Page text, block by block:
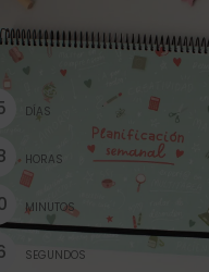
DÍAS
HORAS
MINUTOS
SEGUNDOS